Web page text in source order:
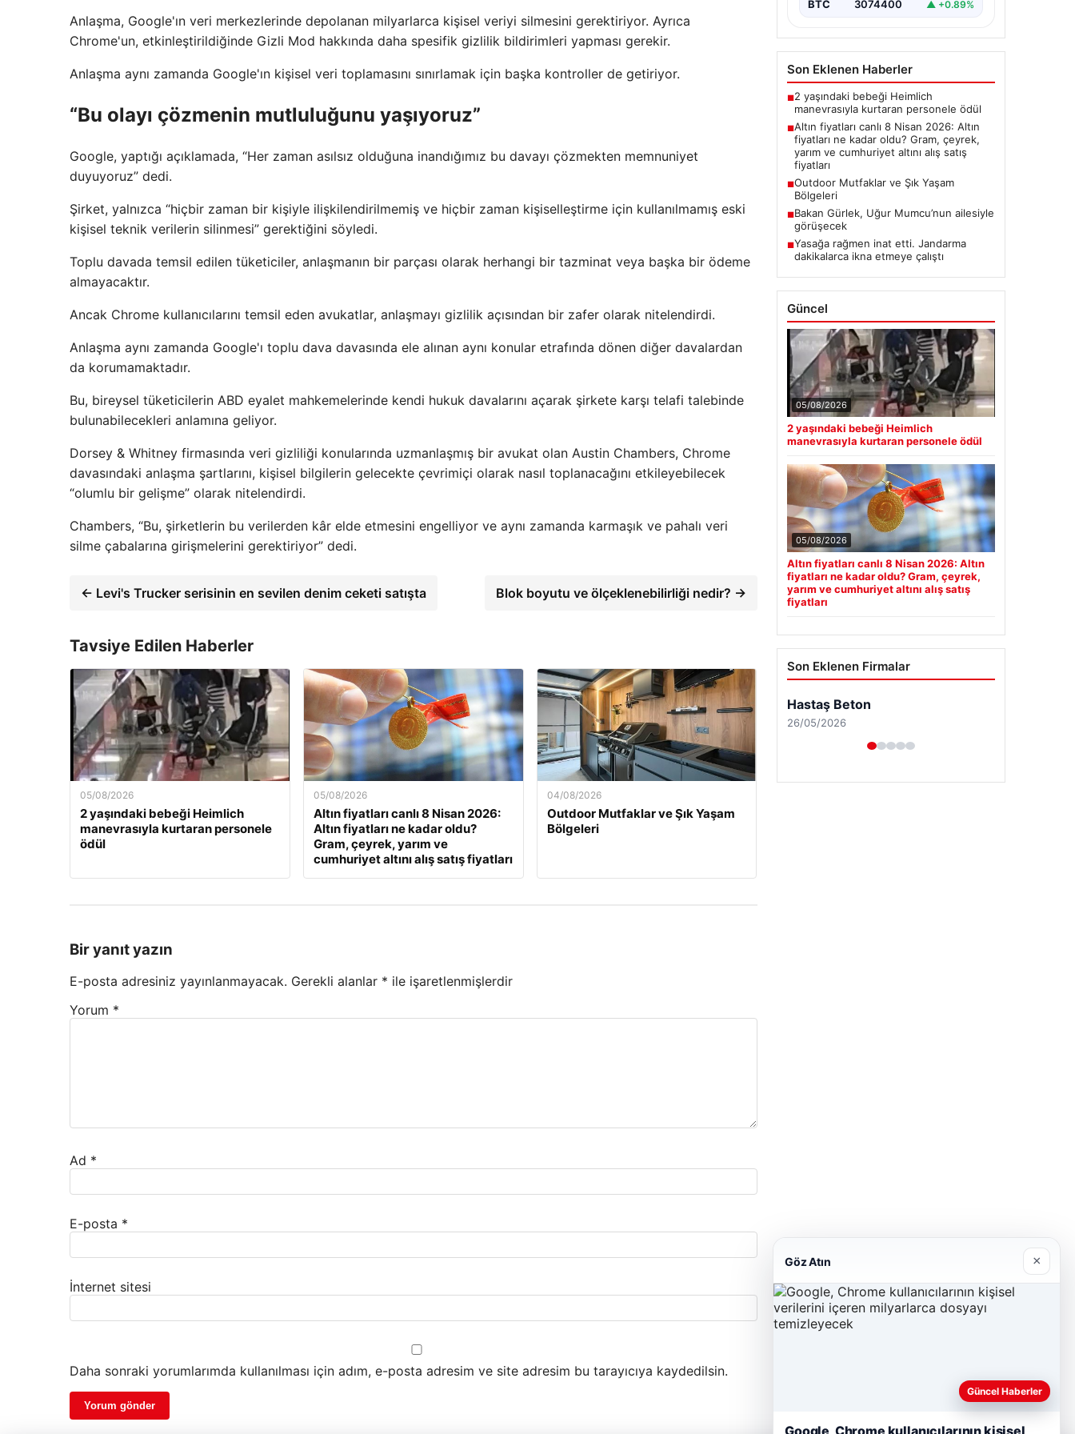
Anlaşma, Google'ın veri merkezlerinde depolanan milyarlarca kişisel veriyi silmesini gerektiriyor. Ayrıca
Chrome'un, etkinleştirildiğinde Gizli Mod hakkında daha spesifik gizlilik bildirimleri yapması gerekir.
Anlaşma aynı zamanda Google'ın kişisel veri toplamasını sınırlamak için başka kontroller de getiriyor.
“Bu olayı çözmenin mutluluğunu yaşıyoruz”
Google, yaptığı açıklamada, “Her zaman asılsız olduğuna inandığımız bu davayı çözmekten memnuniyet
duyuyoruz” dedi.
Şirket, yalnızca “hiçbir zaman bir kişiyle ilişkilendirilmemiş ve hiçbir zaman kişiselleştirme için kullanılmamış eski
kişisel teknik verilerin silinmesi” gerektiğini söyledi.
Toplu davada temsil edilen tüketiciler, anlaşmanın bir parçası olarak herhangi bir tazminat veya başka bir ödeme
almayacaktır.
Ancak Chrome kullanıcılarını temsil eden avukatlar, anlaşmayı gizlilik açısından bir zafer olarak nitelendirdi.
Anlaşma aynı zamanda Google'ı toplu dava davasında ele alınan aynı konular etrafında dönen diğer davalardan
da korumamaktadır.
Bu, bireysel tüketicilerin ABD eyalet mahkemelerinde kendi hukuk davalarını açarak şirkete karşı telafi talebinde
bulunabilecekleri anlamına geliyor.
Dorsey & Whitney firmasında veri gizliliği konularında uzmanlaşmış bir avukat olan Austin Chambers, Chrome
davasındaki anlaşma şartlarını, kişisel bilgilerin gelecekte çevrimiçi olarak nasıl toplanacağını etkileyebilecek
“olumlu bir gelişme” olarak nitelendirdi.
Chambers, “Bu, şirketlerin bu verilerden kâr elde etmesini engelliyor ve aynı zamanda karmaşık ve pahalı veri
silme çabalarına girişmelerini gerektiriyor” dedi.
← Levi's Trucker serisinin en sevilen denim ceketi satışta Blok boyutu ve ölçeklenebilirliği nedir? →
Tavsiye Edilen Haberler
05/08/2026
2 yaşındaki bebeği Heimlich
manevrasıyla kurtaran personele
ödül
05/08/2026
Altın fiyatları canlı 8 Nisan 2026:
Altın fiyatları ne kadar oldu?
Gram, çeyrek, yarım ve
cumhuriyet altını alış satış fiyatları
04/08/2026
Outdoor Mutfaklar ve Şık Yaşam
Bölgeleri
Bir yanıt yazın
E-posta adresiniz yayınlanmayacak. Gerekli alanlar * ile işaretlenmişlerdir
Yorum *
Ad *
E-posta *
İnternet sitesi
Daha sonraki yorumlarımda kullanılması için adım, e-posta adresim ve site adresim bu tarayıcıya kaydedilsin.
BTC 3074400 ▲ +0.89%
Son Eklenen Haberler
■2 yaşındaki bebeği Heimlich
manevrasıyla kurtaran personele ödül
■Altın fiyatları canlı 8 Nisan 2026: Altın
fiyatları ne kadar oldu? Gram, çeyrek,
yarım ve cumhuriyet altını alış satış
fiyatları
■Outdoor Mutfaklar ve Şık Yaşam
Bölgeleri
■Bakan Gürlek, Uğur Mumcu’nun ailesiyle
görüşecek
■Yasağa rağmen inat etti. Jandarma
dakikalarca ikna etmeye çalıştı
Güncel
05/08/2026
2 yaşındaki bebeği Heimlich
manevrasıyla kurtaran personele ödül
05/08/2026
Altın fiyatları canlı 8 Nisan 2026: Altın
fiyatları ne kadar oldu? Gram, çeyrek,
yarım ve cumhuriyet altını alış satış
fiyatları
Son Eklenen Firmalar
Enes Kaplan Avukatlık Bürosu
28/04/2026
Göz Atın ×
Güncel Haberler
Google, Chrome kullanıcılarının kişisel